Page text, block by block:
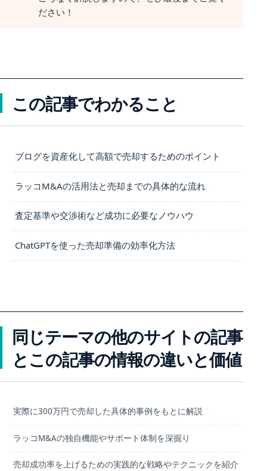
ださい！
この記事でわかること
ブログを資産化して高額で売却するためのポイント
ラッコM&Aの活用法と売却までの具体的な流れ
査定基準や交渉術など成功に必要なノウハウ
ChatGPTを使った売却準備の効率化方法
同じテーマの他のサイトの記事
とこの記事の情報の違いと価値
実際に300万円で売却した具体的事例をもとに解説
ラッコM&Aの独自機能やサポート体制を深掘り
売却成功率を上げるための実践的な戦略やテクニックを紹介